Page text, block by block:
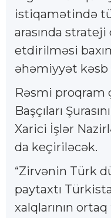
istiqamətində
arasında
etdirilməsi
əhəmiyyət kəsb
Rəsmi proqram
Başçıları
Xarici İşlər
da keçiriləcək.
“Zirvənin Türk
paytaxtı
xalqlarının